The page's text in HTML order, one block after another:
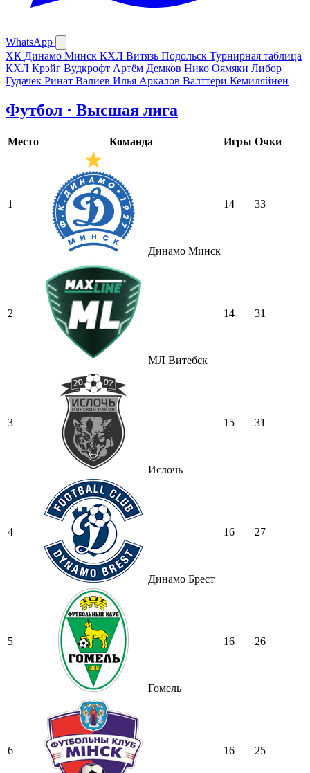
WhatsApp
ХК Динамо Минск КХЛ Витязь Подольск Турнирная таблица
КХЛ Крэйг Вудкрофт Артём Демков Нико Оямяки Либор
Гудачек Ринат Валиев Илья Аркалов Валттери Кемиляйнен
Футбол · Высшая лига
Место Команда Игры Очки
1
Динамо Минск
14 33
2
МЛ Витебск
14 31
3
Ислочь
15 31
4
Динамо Брест
16 27
5
Гомель
16 26
6 16 25